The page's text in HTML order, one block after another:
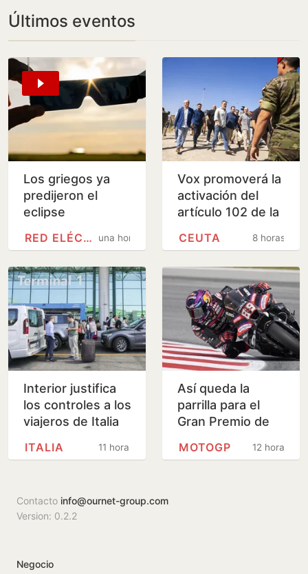
Últimos eventos
Los griegos ya
predijeron el
eclipse
una hora
RED ELÉCTRICA
Vox promoverá la
activación del
artículo 102 de la
investigar a
8 horas
CEUTA
Interior justifica
los controles a los
viajeros de Italia
migratoria en su
11 horas
ITALIA
Así queda la
parrilla para el
Gran Premio de
MotoGP
12 horas
MOTOGP
Contacto info@ournet-group.com
Version: 0.2.2
Negocio